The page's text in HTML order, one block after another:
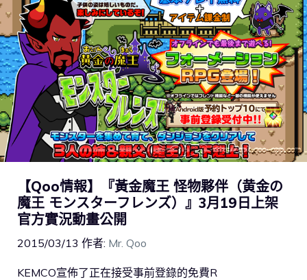
【Qoo情報】『黃金魔王 怪物夥伴（黄金の
魔王 モンスターフレンズ）』3月19日上架
官方實況動畫公開
2015/03/13 作者: Mr. Qoo
KEMCO宣佈了正在接受事前登錄的免費R